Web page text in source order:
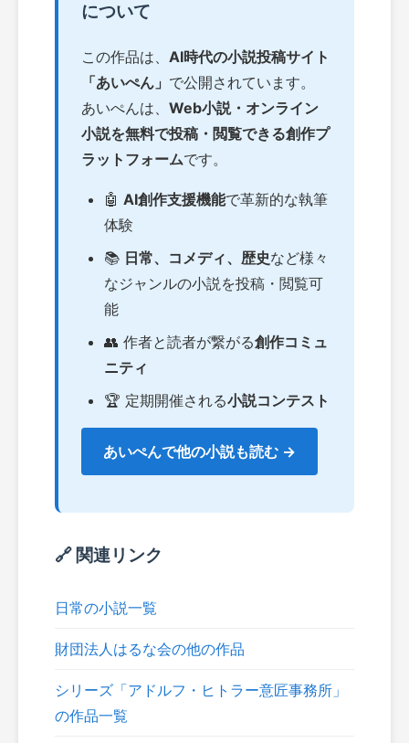
について
この作品は、 AI時代の小説投稿サイト
「あいぺん」 で公開されています。
あいぺんは、 Web小説・オンライン
小説を無料で投稿・閲覧できる創作プ
ラットフォームです。
🤖 AI創作支援機能で革新的な執筆
体験
📚 日常、コメディ、歴史など様々
なジャンルの小説を投稿・閲覧可
能
👥 作者と読者が繋がる創作コミュ
ニティ
🏆 定期開催される小説コンテスト
あいぺんで他の小説も読む →
🔗 関連リンク
日常の小説一覧
財団法人はるな会の他の作品
シリーズ「アドルフ・ヒトラー意匠事務所」
の作品一覧